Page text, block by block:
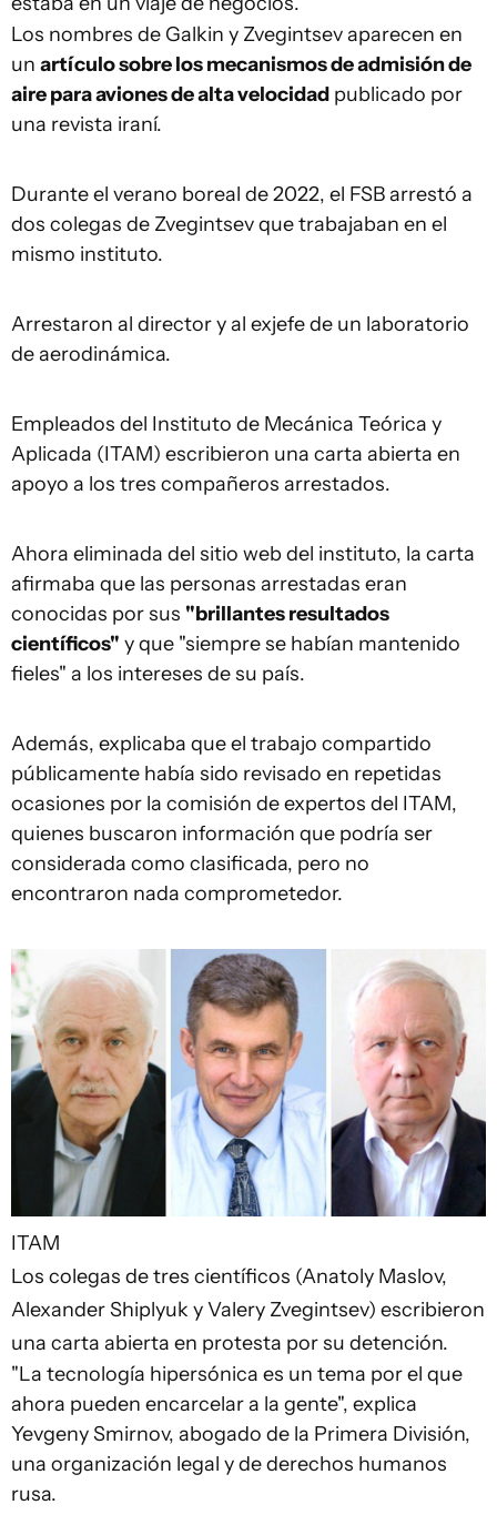
Los nombres de Galkin y Zvegintsev aparecen en
un artículo sobre los mecanismos de admisión de
aire para aviones de alta velocidad publicado por
una revista iraní.
Durante el verano boreal de 2022, el FSB arrestó a
dos colegas de Zvegintsev que trabajaban en el
mismo instituto.
Arrestaron al director y al exjefe de un laboratorio
de aerodinámica.
Empleados del Instituto de Mecánica Teórica y
Aplicada (ITAM) escribieron una carta abierta en
apoyo a los tres compañeros arrestados.
Ahora eliminada del sitio web del instituto, la carta
afirmaba que las personas arrestadas eran
conocidas por sus "brillantes resultados
científicos" y que "siempre se habían mantenido
fieles" a los intereses de su país.
Además, explicaba que el trabajo compartido
públicamente había sido revisado en repetidas
ocasiones por la comisión de expertos del ITAM,
quienes buscaron información que podría ser
considerada como clasificada, pero no
encontraron nada comprometedor.
ITAM
Los colegas de tres científicos (Anatoly Maslov,
Alexander Shiplyuk y Valery Zvegintsev) escribieron
una carta abierta en protesta por su detención.
"La tecnología hipersónica es un tema por el que
ahora pueden encarcelar a la gente", explica
Yevgeny Smirnov, abogado de la Primera División,
una organización legal y de derechos humanos
rusa.